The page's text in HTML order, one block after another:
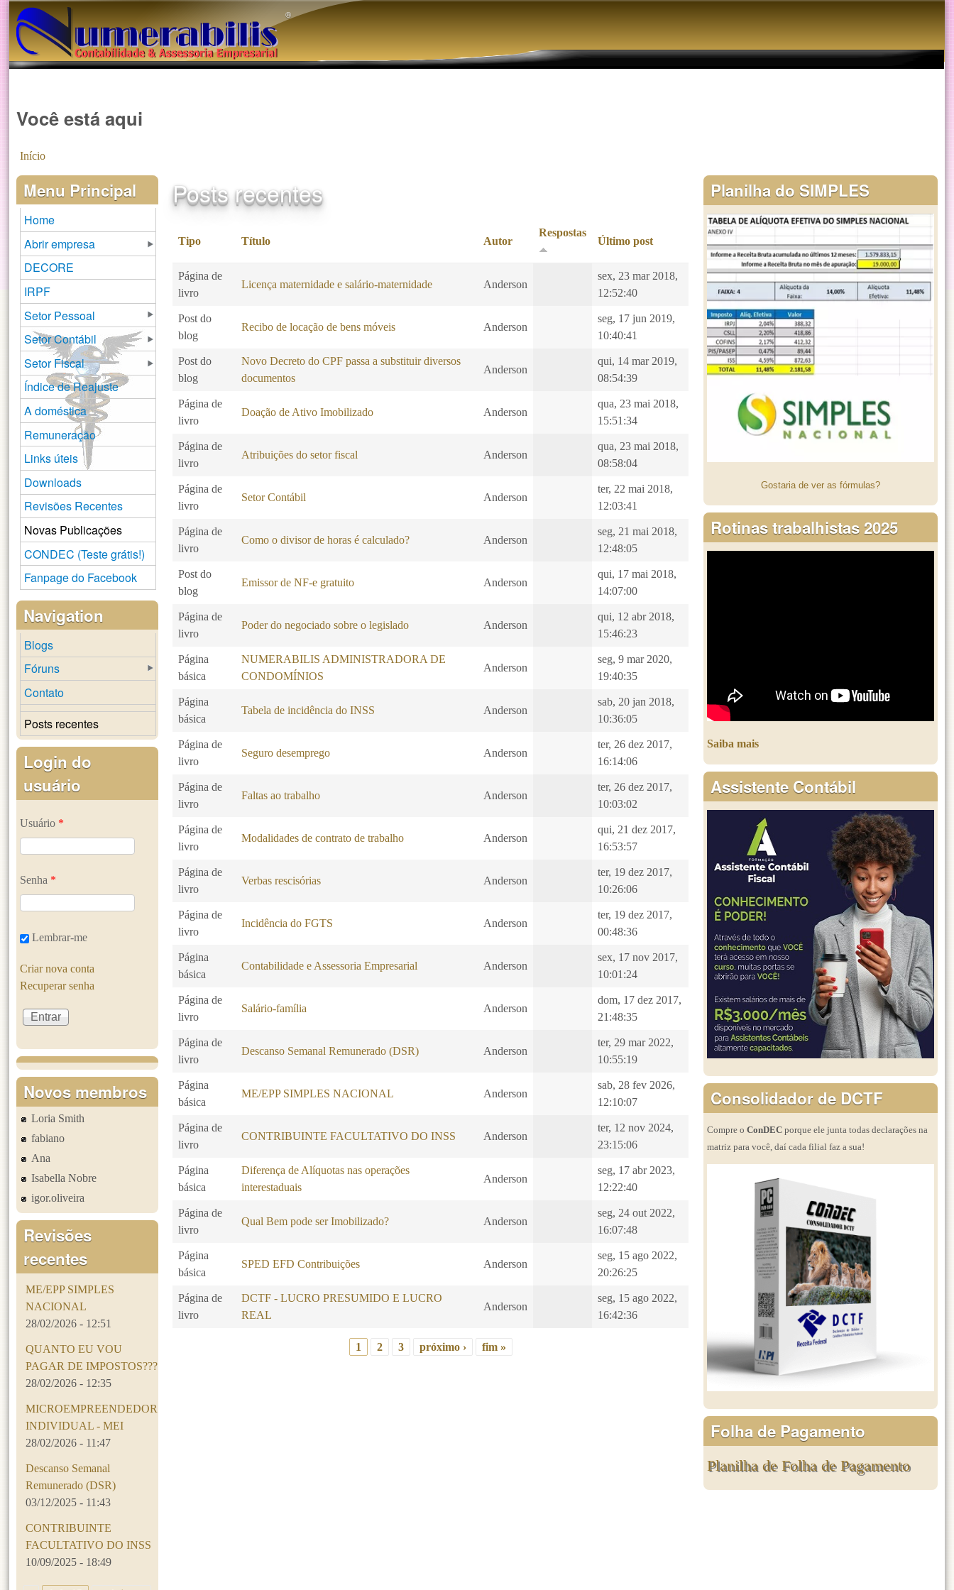
®️
Você está aqui
Início
Posts recentes
Tipo Título Autor
Respostas
Último post
Página de
livro
Licença maternidade e salário-maternidade Anderson
sex, 23 mar 2018,
12:52:40
Post do
blog
Recibo de locação de bens móveis Anderson
seg, 17 jun 2019,
10:40:41
Post do
blog
Novo Decreto do CPF passa a substituir diversos
documentos
Anderson
qui, 14 mar 2019,
08:54:39
Página de
livro
Doação de Ativo Imobilizado Anderson
qua, 23 mai 2018,
15:51:34
Página de
livro
Atribuições do setor fiscal Anderson
qua, 23 mai 2018,
08:58:04
Página de
livro
Setor Contábil Anderson
ter, 22 mai 2018,
12:03:41
Página de
livro
Como o divisor de horas é calculado? Anderson
seg, 21 mai 2018,
12:48:05
Post do
blog
Emissor de NF-e gratuito Anderson
qui, 17 mai 2018,
14:07:00
Página de
livro
Poder do negociado sobre o legislado Anderson
qui, 12 abr 2018,
15:46:23
Página
básica
NUMERABILIS ADMINISTRADORA DE
CONDOMÍNIOS
Anderson
seg, 9 mar 2020,
19:40:35
Página
básica
Tabela de incidência do INSS Anderson
sab, 20 jan 2018,
10:36:05
Página de
livro
Seguro desemprego Anderson
ter, 26 dez 2017,
16:14:06
Página de
livro
Faltas ao trabalho Anderson
ter, 26 dez 2017,
10:03:02
Página de
livro
Modalidades de contrato de trabalho Anderson
qui, 21 dez 2017,
16:53:57
Página de
livro
Verbas rescisórias Anderson
ter, 19 dez 2017,
10:26:06
Página de
livro
Incidência do FGTS Anderson
ter, 19 dez 2017,
00:48:36
Página
básica
Contabilidade e Assessoria Empresarial Anderson
sex, 17 nov 2017,
10:01:24
Página de
livro
Salário-família Anderson
dom, 17 dez 2017,
21:48:35
Página de
livro
Descanso Semanal Remunerado (DSR) Anderson
ter, 29 mar 2022,
10:55:19
Página
básica
ME/EPP SIMPLES NACIONAL Anderson
sab, 28 fev 2026,
12:10:07
Página de
livro
CONTRIBUINTE FACULTATIVO DO INSS Anderson
ter, 12 nov 2024,
23:15:06
Página
básica
Diferença de Alíquotas nas operações
interestaduais
Anderson
seg, 17 abr 2023,
12:22:40
Página de
livro
Qual Bem pode ser Imobilizado? Anderson
seg, 24 out 2022,
16:07:48
Página
básica
SPED EFD Contribuições Anderson
seg, 15 ago 2022,
20:26:25
Página de
livro
DCTF - LUCRO PRESUMIDO E LUCRO
REAL
Anderson
seg, 15 ago 2022,
16:42:36
1 2 3 próximo › fim »
Menu Principal
Home
Abrir empresa
DECORE
IRPF
Setor Pessoal
Setor Contábil
Setor Fiscal
Índice de Reajuste
A doméstica
Remuneração
Links úteis
Downloads
Revisões Recentes
Novas Publicações
CONDEC (Teste grátis!)
Fanpage do Facebook
Navigation
Blogs
Fóruns
Contato
Posts recentes
Login do
usuário
Usuário *
Senha *
Lembrar-me
Criar nova conta
Recuperar senha
Novos membros
Loria Smith
fabiano
Ana
Isabella Nobre
igor.oliveira
Revisões
recentes
ME/EPP SIMPLES
NACIONAL
28/02/2026 - 12:51
QUANTO EU VOU
PAGAR DE IMPOSTOS???
28/02/2026 - 12:35
MICROEMPREENDEDOR
INDIVIDUAL - MEI
28/02/2026 - 11:47
Descanso Semanal
Remunerado (DSR)
03/12/2025 - 11:43
CONTRIBUINTE
FACULTATIVO DO INSS
10/09/2025 - 18:49
Planilha do SIMPLES
Gostaria de ver as fórmulas?
Rotinas trabalhistas 2025
Saiba mais
Assistente Contábil
Consolidador de DCTF
Compre o ConDEC porque ele junta todas declarações na
matriz para você, daí cada filial faz a sua!
Folha de Pagamento
Planilha de Folha de Pagamento